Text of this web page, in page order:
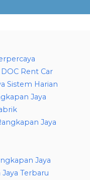
Rent Car
Sistem Harian
Jaya
Jaya
Jaya
Terbaru